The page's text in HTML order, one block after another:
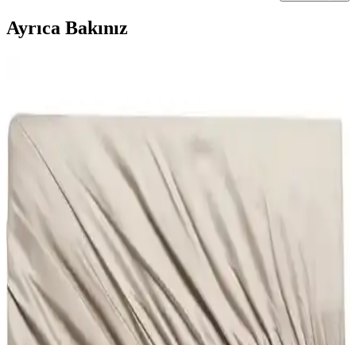
Ayrıca Bakınız
Şanlı markasının çift kişilik penye lastikli çarşafı, yüksek kaliteli
kumaşı, esnek yapısı ve şık hardal rengiyle yataklarınızı korur ve
odanıza ferah bir görünüm kazandırır.
Madame Coco Belle Çift Kişilik Lastikli Bambu
Çarşaf – Beyaz, 160x200, Türkiye Üretimi
Madame Coco Belle Çift Kişilik Lastikli Bambu Çarşaf, %70
bambu %30 pamuk karışımıyla nefes alabilir ve yumuşak bir doku
sunar. Beyaz düz tasarım, 160x200 boyutuyla kaymayı önler; 30°C
yıkama önerilir, makineyle kolay bakım sağlar.
Şanlı Tek Kişilik Penye Lastikli Çarşaf 100x200
Kakao Kahverengi: Özellikler ve Yorumlar